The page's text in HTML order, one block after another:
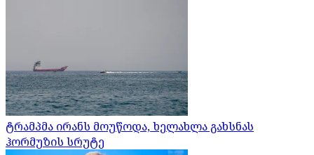
ტრამპმა ირანს მოუწოდა, ხელახლა გახსნას
ჰორმუზის სრუტე